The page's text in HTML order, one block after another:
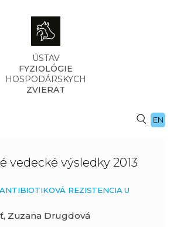
ÚSTAV
FYZIOLÓGIE
HOSPODÁRSKYCH
ZVIERAT
EN
vedecké výsledky 2013
REZISTENCIA U
Zuzana Drugdová